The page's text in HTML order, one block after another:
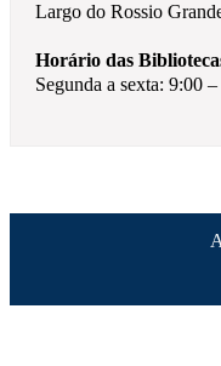
Largo do Rossio
Horário das
Segunda a sexta: 9:00